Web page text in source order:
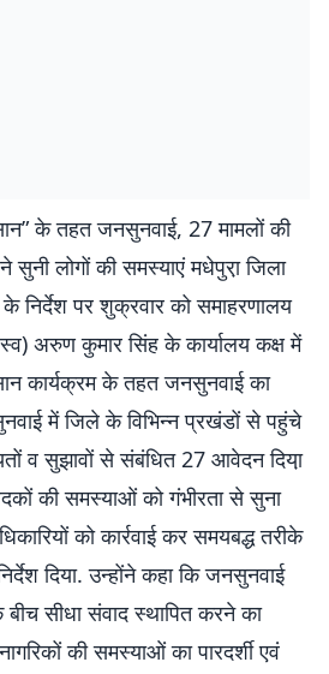
के तहत जनसुनवाई, 27 मामलों की
सुनी लोगों की समस्याएं मधेपुरा़ जिला
निर्देश पर शुक्रवार को समाहरणालय
अरुण कुमार सिंह के कार्यालय कक्ष में
कार्यक्रम के तहत जनसुनवाई का
में जिले के विभिन्न प्रखंडों से पहुंचे
व सुझावों से संबंधित 27 आवेदन दिया़
की समस्याओं को गंभीरता से सुना
को कार्रवाई कर समयबद्ध तरीके
दिया. उन्होंने कहा कि जनसुनवाई
सीधा संवाद स्थापित करने का
की समस्याओं का पारदर्शी एवं